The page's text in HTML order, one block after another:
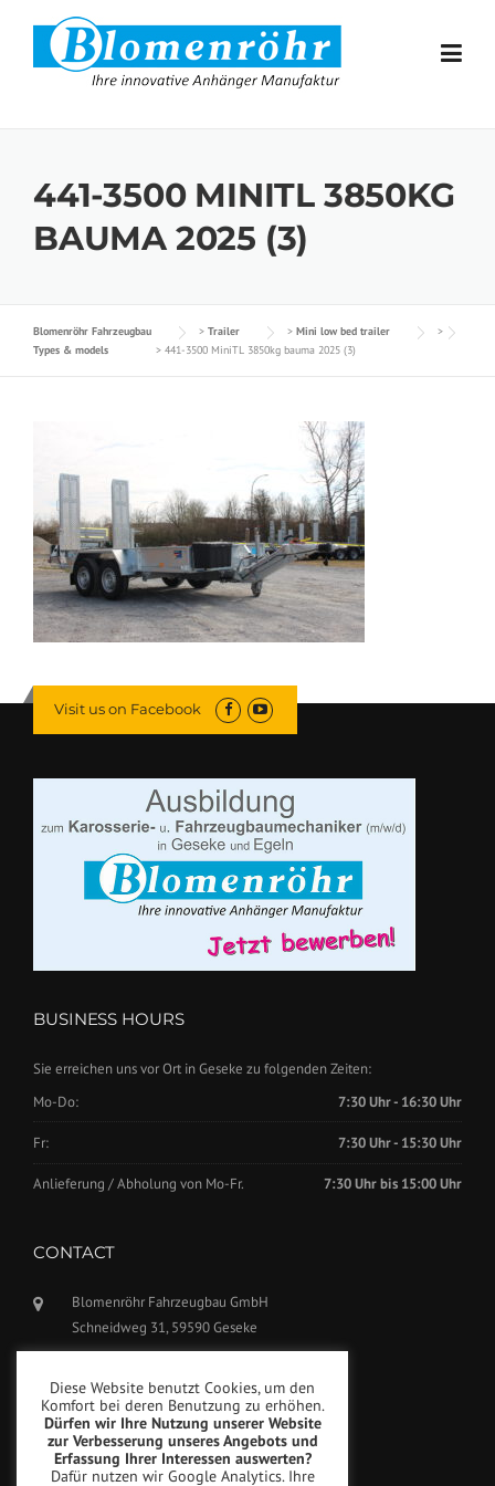
Skip to content
441-3500 MINITL 3850KG
BAUMA 2025 (3)
Blomenröhr Fahrzeugbau > Trailer > Mini low bed trailer
>
Types & models
> 441-3500 MiniTL 3850kg bauma 2025 (3)
Visit us on Facebook
BUSINESS HOURS
Sie erreichen uns vor Ort in Geseke zu folgenden Zeiten:
Mo-Do:
7:30 Uhr - 16:30 Uhr
Fr: 7:30 Uhr - 15:30 Uhr
Anlieferung / Abholung von Mo-Fr. 7:30 Uhr bis 15:00 Uhr
CONTACT
Blomenröhr Fahrzeugbau GmbH
Schneidweg 31, 59590 Geseke
Fax: +49(0)2942-5799777
info@blomenroehr.com
Diese Website benutzt Cookies, um den
Komfort bei deren Benutzung zu erhöhen.
Dürfen wir Ihre Nutzung unserer Website
zur Verbesserung unseres Angebots und
Erfassung Ihrer Interessen auswerten?
Dafür nutzen wir Google Analytics. Ihre